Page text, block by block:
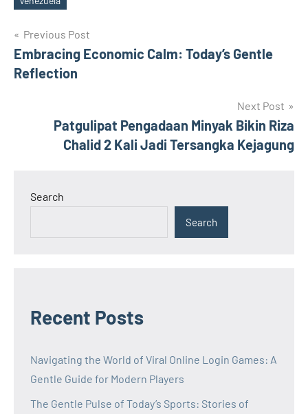
Post
navigation
Previous Post
Embracing Economic Calm: Today’s Gentle
Reflection
Next Post
Patgulipat Pengadaan Minyak Bikin Riza
Chalid 2 Kali Jadi Tersangka Kejagung
Search
Search
Recent Posts
Navigating the World of Viral Online Login Games: A
Gentle Guide for Modern Players
The Gentle Pulse of Today’s Sports: Stories of